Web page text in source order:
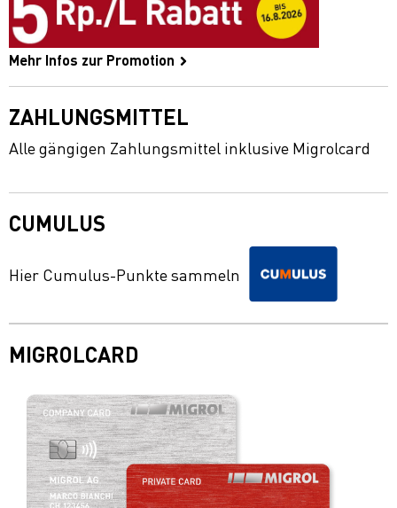
Mehr Infos zur Promotion
ZAHLUNGSMITTEL
Alle gängigen Zahlungsmittel inklusive Migrolcard
CUMULUS
Hier Cumulus-Punkte sammeln
MIGROLCARD